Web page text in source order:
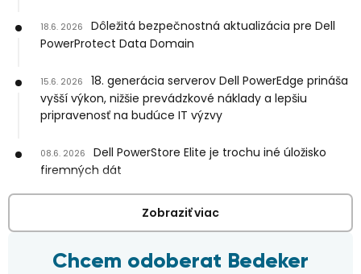
18.6. 2026
Dôležitá bezpečnostná aktualizácia pre Dell
PowerProtect Data Domain
15.6. 2026
18. generácia serverov Dell PowerEdge prináša
vyšší výkon, nižšie prevádzkové náklady a lepšiu
pripravenosť na budúce IT výzvy
08.6. 2026
Dell PowerStore Elite je trochu iné úložisko
firemných dát
Zobraziť viac
Chcem odoberat Bedeker